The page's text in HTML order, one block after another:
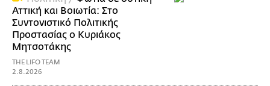
Αττική και Βοιωτία: Στο
Συντονιστικό Πολιτικής
Προστασίας ο Κυριάκος
Μητσοτάκης
THE LIFO TEAM
2.8.2026